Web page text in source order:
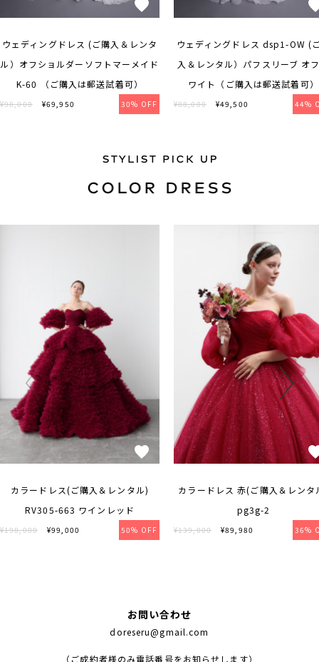
ウェディングドレス (ご購入＆レンタ
ル）オフショルダーソフトマーメイド
K-60 （ご購入は郵送試着可）
¥98,000 ¥69,950 30% OFF
ウェディングドレス dsp1-OW (
入＆レンタル）パフスリーブ オ
ワイト（ご購入は郵送試着可）
¥88,000 ¥49,500 44%
カラードレス(ご購入＆レンタル)
RV305-663 ワインレッド
¥198,000 ¥99,000 50% OFF
カラードレス 赤(ご購入＆レンタ
pg3g-2
¥139,000 ¥89,980 36%
お問い合わせ
doreseru@gmail.com
（ご成約者様のみ電話番号をお知らせします）